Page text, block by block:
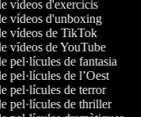
vídeos d'exercicis
vídeos d'unboxing
vídeos de TikTok
vídeos de YouTube
pel·lícules de fantasia
pel·lícules de l’Oest
pel·lícules de terror
pel·lícules de thriller